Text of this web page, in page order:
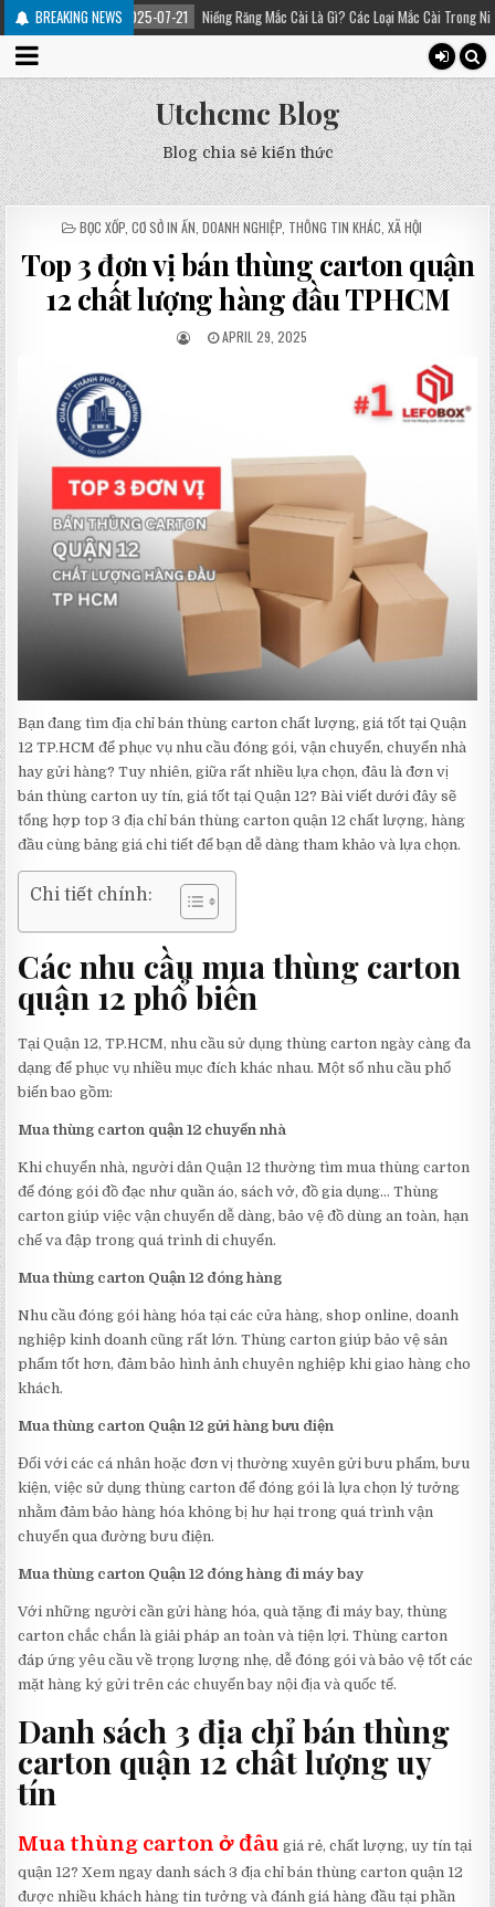
BREAKING NEWS
2025-07-21 Niềng Răng Mắc Cài Là Gì? Các Loại Mắc Cài Trong Niềng Răng –
Utchcmc Blog
Blog chia sẻ kiến thức
POSTED
BỌC XỐP CƠ SỞ IN ẤN DOANH NGHIỆP THÔNG TIN KHÁC XÃ HỘI
Top 3 đơn vị bán thùng carton quận
12 chất lượng hàng đầu TPHCM
APRIL 29, 2025
Bạn đang tìm địa chỉ bán thùng carton chất lượng, giá tốt tại Quận
12 TP.HCM để phục vụ nhu cầu đóng gói, vận chuyển, chuyển nhà
hay gửi hàng? Tuy nhiên, giữa rất nhiều lựa chọn, đâu là đơn vị
bán thùng carton uy tín, giá tốt tại Quận 12? Bài viết dưới đây sẽ
tổng hợp top 3 địa chỉ bán thùng carton quận 12 chất lượng, hàng
đầu cùng bảng giá chi tiết để bạn dễ dàng tham khảo và lựa chọn.
Chi tiết chính:
Các nhu cầu mua thùng carton
quận 12 phổ biến
Tại Quận 12, TP.HCM, nhu cầu sử dụng thùng carton ngày càng đa
dạng để phục vụ nhiều mục đích khác nhau. Một số nhu cầu phổ
biến bao gồm:
Mua thùng carton quận 12 chuyển nhà
Khi chuyển nhà, người dân Quận 12 thường tìm mua thùng carton
để đóng gói đồ đạc như quần áo, sách vở, đồ gia dụng… Thùng
carton giúp việc vận chuyển dễ dàng, bảo vệ đồ dùng an toàn, hạn
chế va đập trong quá trình di chuyển.
Mua thùng carton Quận 12 đóng hàng
Nhu cầu đóng gói hàng hóa tại các cửa hàng, shop online, doanh
nghiệp kinh doanh cũng rất lớn. Thùng carton giúp bảo vệ sản
phẩm tốt hơn, đảm bảo hình ảnh chuyên nghiệp khi giao hàng cho
khách.
Mua thùng carton Quận 12 gửi hàng bưu điện
Đối với các cá nhân hoặc đơn vị thường xuyên gửi bưu phẩm, bưu
kiện, việc sử dụng thùng carton để đóng gói là lựa chọn lý tưởng
nhằm đảm bảo hàng hóa không bị hư hại trong quá trình vận
chuyển qua đường bưu điện.
Mua thùng carton Quận 12 đóng hàng đi máy bay
Với những người cần gửi hàng hóa, quà tặng đi máy bay, thùng
carton chắc chắn là giải pháp an toàn và tiện lợi. Thùng carton
đáp ứng yêu cầu về trọng lượng nhẹ, dễ đóng gói và bảo vệ tốt các
mặt hàng ký gửi trên các chuyến bay nội địa và quốc tế.
Danh sách 3 địa chỉ bán thùng
carton quận 12 chất lượng uy
tín
Mua thùng carton ở đâu giá rẻ, chất lượng, uy tín tại
quận 12? Xem ngay danh sách 3 địa chỉ bán thùng carton quận 12
được nhiều khách hàng tin tưởng và đánh giá hàng đầu tại phần